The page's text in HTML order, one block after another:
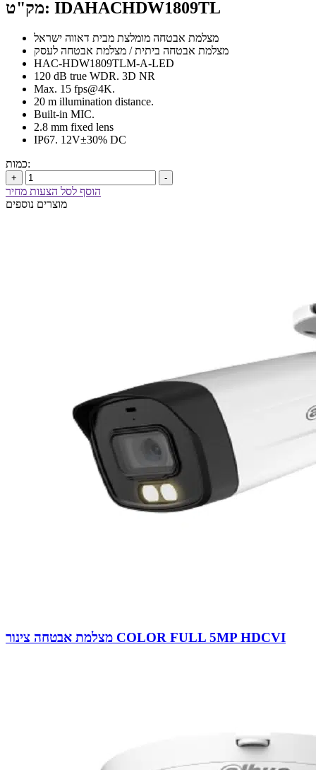
מק"ט: IDAHACHDW1809TL
HAC-HDW1809TLM-A-LED
120 dB true WDR. 3D NR
Max. 15 fps@4K.
20 m illumination distance.
Built-in MIC.
2.8 mm fixed lens
IP67. 12V±30% DC
כמות:
+ -
הוסף לסל הצעות מחיר
מוצרים נוספים
מצלמת אבטחה צינור COLOR FULL 5MP HDCVI